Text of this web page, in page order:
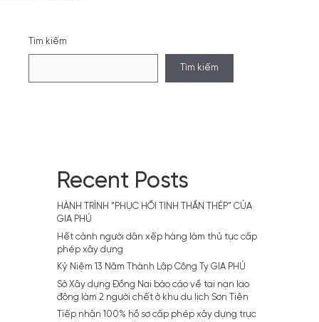
Tàu:
hoạch
tư
ngày
21/3
Tìm kiếm
Tìm kiếm
Recent Posts
HÀNH TRÌNH “PHỤC HỒI TINH THẦN THÉP” CỦA
GIA PHÚ
Hết cảnh người dân xếp hàng làm thủ tục cấp
phép xây dựng
Kỷ Niệm 13 Năm Thành Lập Công Ty GIA PHÚ
Sở Xây dựng Đồng Nai báo cáo về tai nạn lao
động làm 2 người chết ở khu du lịch Sơn Tiên
Tiếp nhận 100% hồ sơ cấp phép xây dựng trực